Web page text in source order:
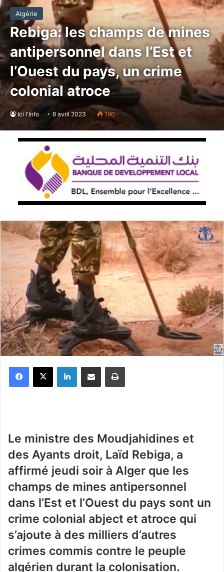
Algérie
Rebiga: les champs de mines
antipersonnel dans l’Est et
l’Ouest du pays, un crime
colonial atroce
Ici l'Info 8 avril 2023 190
Le ministre des Moudjahidines et
des Ayants droit, Laïd Rebiga, a
affirmé jeudi soir à Alger que les
champs de mines antipersonnel
dans l’Est et l’Ouest du pays sont un
crime colonial abject et atroce qui
s’ajoute à des milliers d’autres
crimes commis contre le peuple
algérien durant la colonisation.